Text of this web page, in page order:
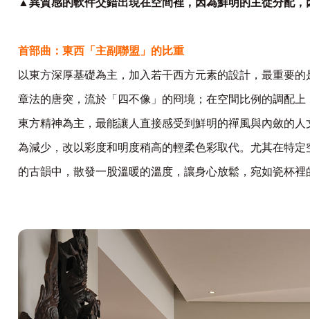
▲異質感的軟件交錯出現在空間裡，因為鮮明的主從分配，
首部曲：東西「主副聯盟」的比重
以東方深厚基礎為主，加入若干西方元素的設計，最重要
章法的唐突，流於「四不像」的冏境；在空間比例的調配
東方精神為主，最能讓人直接感受到鮮明的禪風與內斂的
為減少，改以彩度和明度稍高的輕柔色彩取代。尤其在特定
的古韻中，散發一股溫暖的溫度，讓身心放鬆，宛如瓷杯